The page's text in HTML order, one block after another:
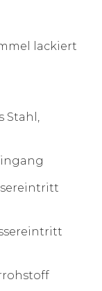
lackiert
Stahl,